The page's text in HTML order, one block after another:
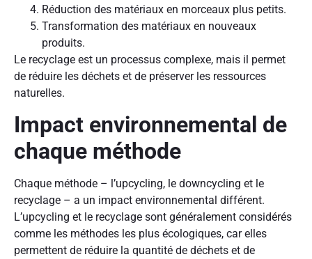
Réduction des matériaux en morceaux plus petits.
Transformation des matériaux en nouveaux
produits.
Le recyclage est un processus complexe, mais il permet
de réduire les déchets et de préserver les ressources
naturelles.
Impact environnemental de
chaque méthode
Chaque méthode – l’upcycling, le downcycling et le
recyclage – a un impact environnemental différent.
L’upcycling et le recyclage sont généralement considérés
comme les méthodes les plus écologiques, car elles
permettent de réduire la quantité de déchets et de